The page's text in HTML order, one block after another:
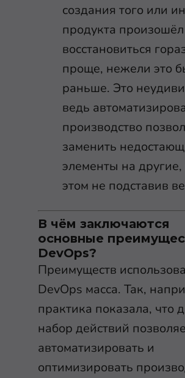
создания того или
продукта
восстановиться
проще, нежели это
раньше. Это
ведь
производство
заменить
элементы на
этом не подставив
В чём заключаются
основные
DevOps?
Преимуществ
DevOps масса. Так,
практика показала, что
набор действий
автоматизировать и
оптимизировать